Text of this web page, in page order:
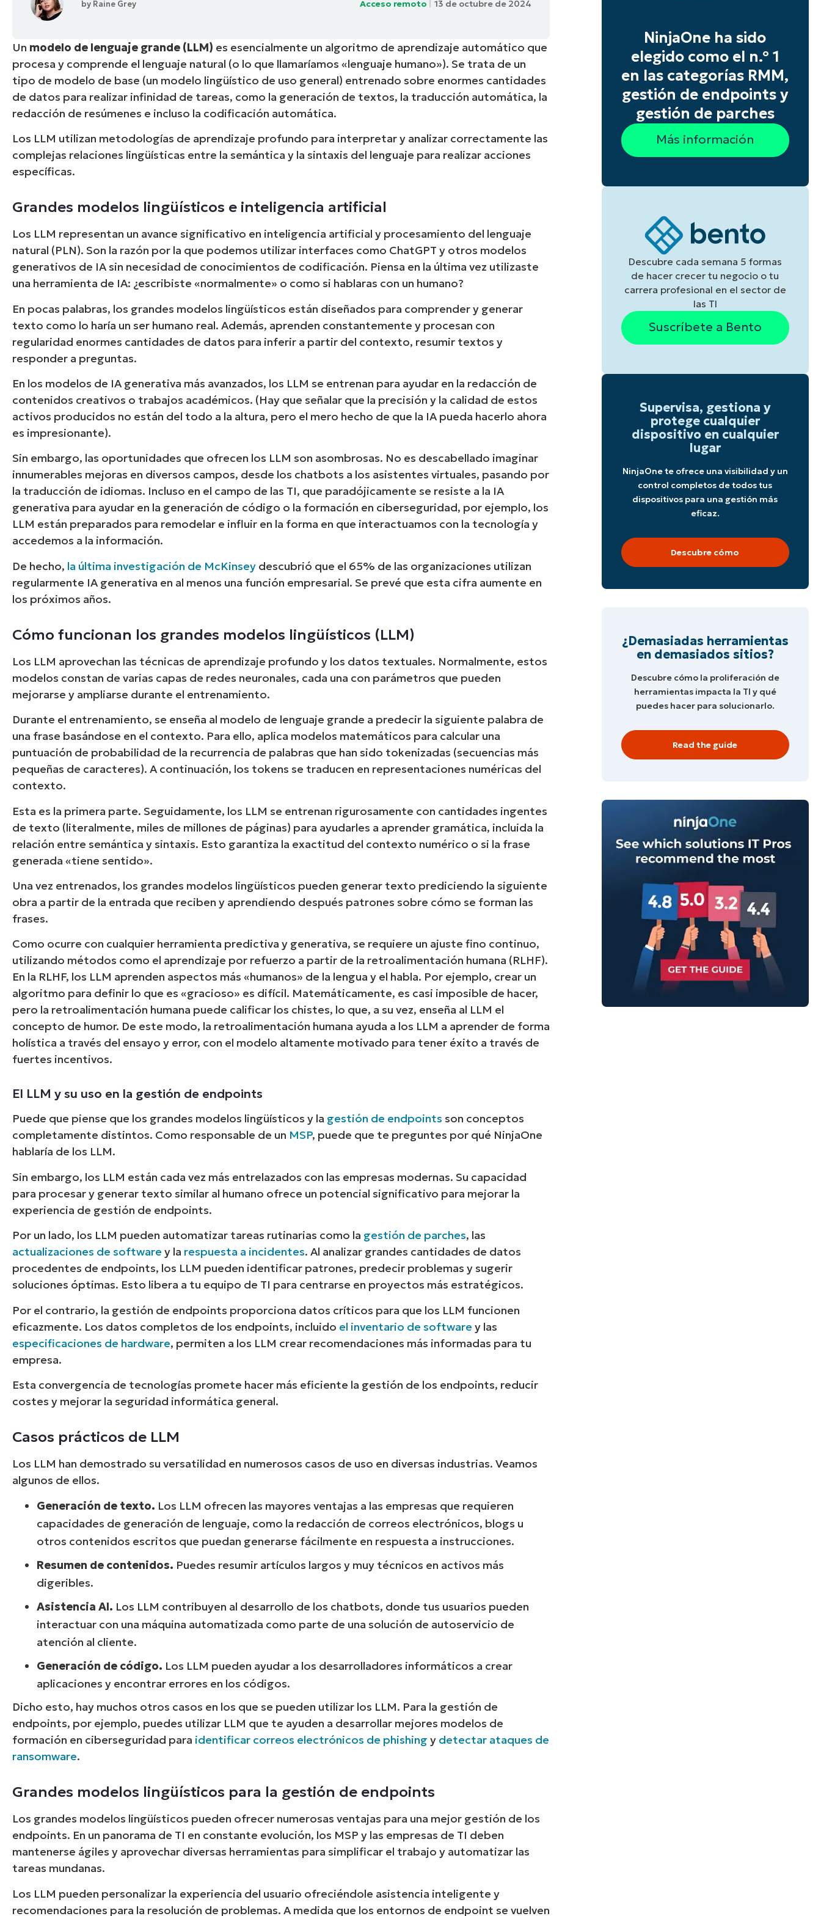
PLATAFORMA
by Raine Grey Acceso remoto 13 de octubre de 2024
Un modelo de lenguaje grande (LLM) es esencialmente un algoritmo de aprendizaje automático que
procesa y comprende el lenguaje natural (o lo que llamaríamos «lenguaje humano»). Se trata de un
tipo de modelo de base (un modelo lingüístico de uso general) entrenado sobre enormes cantidades
de datos para realizar infinidad de tareas, como la generación de textos, la traducción automática, la
redacción de resúmenes e incluso la codificación automática.
Los LLM utilizan metodologías de aprendizaje profundo para interpretar y analizar correctamente las
complejas relaciones lingüísticas entre la semántica y la sintaxis del lenguaje para realizar acciones
específicas.
Grandes modelos lingüísticos e inteligencia artificial
Los LLM representan un avance significativo en inteligencia artificial y procesamiento del lenguaje
natural (PLN). Son la razón por la que podemos utilizar interfaces como ChatGPT y otros modelos
generativos de IA sin necesidad de conocimientos de codificación. Piensa en la última vez utilizaste
una herramienta de IA: ¿escribiste «normalmente» o como si hablaras con un humano?
En pocas palabras, los grandes modelos lingüísticos están diseñados para comprender y generar
texto como lo haría un ser humano real. Además, aprenden constantemente y procesan con
regularidad enormes cantidades de datos para inferir a partir del contexto, resumir textos y
responder a preguntas.
En los modelos de IA generativa más avanzados, los LLM se entrenan para ayudar en la redacción de
contenidos creativos o trabajos académicos. (Hay que señalar que la precisión y la calidad de estos
activos producidos no están del todo a la altura, pero el mero hecho de que la IA pueda hacerlo ahora
es impresionante).
Sin embargo, las oportunidades que ofrecen los LLM son asombrosas. No es descabellado imaginar
innumerables mejoras en diversos campos, desde los chatbots a los asistentes virtuales, pasando por
la traducción de idiomas. Incluso en el campo de las TI, que paradójicamente se resiste a la IA
generativa para ayudar en la generación de código o la formación en ciberseguridad, por ejemplo, los
LLM están preparados para remodelar e influir en la forma en que interactuamos con la tecnología y
accedemos a la información.
De hecho, la última investigación de McKinsey descubrió que el 65% de las organizaciones utilizan
regularmente IA generativa en al menos una función empresarial. Se prevé que esta cifra aumente en
los próximos años.
Cómo funcionan los grandes modelos lingüísticos (LLM)
Los LLM aprovechan las técnicas de aprendizaje profundo y los datos textuales. Normalmente, estos
modelos constan de varias capas de redes neuronales, cada una con parámetros que pueden
mejorarse y ampliarse durante el entrenamiento.
Durante el entrenamiento, se enseña al modelo de lenguaje grande a predecir la siguiente palabra de
una frase basándose en el contexto. Para ello, aplica modelos matemáticos para calcular una
puntuación de probabilidad de la recurrencia de palabras que han sido tokenizadas (secuencias más
pequeñas de caracteres). A continuación, los tokens se traducen en representaciones numéricas del
contexto.
Esta es la primera parte. Seguidamente, los LLM se entrenan rigurosamente con cantidades ingentes
de texto (literalmente, miles de millones de páginas) para ayudarles a aprender gramática, incluida la
relación entre semántica y sintaxis. Esto garantiza la exactitud del contexto numérico o si la frase
generada «tiene sentido».
Una vez entrenados, los grandes modelos lingüísticos pueden generar texto prediciendo la siguiente
obra a partir de la entrada que reciben y aprendiendo después patrones sobre cómo se forman las
frases.
Como ocurre con cualquier herramienta predictiva y generativa, se requiere un ajuste fino continuo,
utilizando métodos como el aprendizaje por refuerzo a partir de la retroalimentación humana (RLHF).
En la RLHF, los LLM aprenden aspectos más «humanos» de la lengua y el habla. Por ejemplo, crear un
algoritmo para definir lo que es «gracioso» es difícil. Matemáticamente, es casi imposible de hacer,
pero la retroalimentación humana puede calificar los chistes, lo que, a su vez, enseña al LLM el
concepto de humor. De este modo, la retroalimentación humana ayuda a los LLM a aprender de forma
holística a través del ensayo y error, con el modelo altamente motivado para tener éxito a través de
fuertes incentivos.
El LLM y su uso en la gestión de endpoints
Puede que piense que los grandes modelos lingüísticos y la gestión de endpoints son conceptos
completamente distintos. Como responsable de un MSP, puede que te preguntes por qué NinjaOne
hablaría de los LLM.
Sin embargo, los LLM están cada vez más entrelazados con las empresas modernas. Su capacidad
para procesar y generar texto similar al humano ofrece un potencial significativo para mejorar la
experiencia de gestión de endpoints.
Por un lado, los LLM pueden automatizar tareas rutinarias como la gestión de parches, las
actualizaciones de software y la respuesta a incidentes. Al analizar grandes cantidades de datos
procedentes de endpoints, los LLM pueden identificar patrones, predecir problemas y sugerir
soluciones óptimas. Esto libera a tu equipo de TI para centrarse en proyectos más estratégicos.
Por el contrario, la gestión de endpoints proporciona datos críticos para que los LLM funcionen
eficazmente. Los datos completos de los endpoints, incluido el inventario de software y las
especificaciones de hardware, permiten a los LLM crear recomendaciones más informadas para tu
empresa.
Esta convergencia de tecnologías promete hacer más eficiente la gestión de los endpoints, reducir
costes y mejorar la seguridad informática general.
Casos prácticos de LLM
Los LLM han demostrado su versatilidad en numerosos casos de uso en diversas industrias. Veamos
algunos de ellos.
Generación de texto. Los LLM ofrecen las mayores ventajas a las empresas que requieren
capacidades de generación de lenguaje, como la redacción de correos electrónicos, blogs u
otros contenidos escritos que puedan generarse fácilmente en respuesta a instrucciones.
Resumen de contenidos. Puedes resumir artículos largos y muy técnicos en activos más
digeribles.
Asistencia AI. Los LLM contribuyen al desarrollo de los chatbots, donde tus usuarios pueden
interactuar con una máquina automatizada como parte de una solución de autoservicio de
atención al cliente.
Generación de código. Los LLM pueden ayudar a los desarrolladores informáticos a crear
aplicaciones y encontrar errores en los códigos.
Dicho esto, hay muchos otros casos en los que se pueden utilizar los LLM. Para la gestión de
endpoints, por ejemplo, puedes utilizar LLM que te ayuden a desarrollar mejores modelos de
formación en ciberseguridad para identificar correos electrónicos de phishing y detectar ataques de
ransomware.
Grandes modelos lingüísticos para la gestión de endpoints
Los grandes modelos lingüísticos pueden ofrecer numerosas ventajas para una mejor gestión de los
endpoints. En un panorama de TI en constante evolución, los MSP y las empresas de TI deben
mantenerse ágiles y aprovechar diversas herramientas para simplificar el trabajo y automatizar las
tareas mundanas.
Los LLM pueden personalizar la experiencia del usuario ofreciéndole asistencia inteligente y
recomendaciones para la resolución de problemas. A medida que los entornos de endpoint se vuelven
NinjaOne ha sido
elegido como el n.º 1
en las categorías RMM,
gestión de endpoints y
gestión de parches
Más información
Descubre cada semana 5 formas
de hacer crecer tu negocio o tu
carrera profesional en el sector de
las TI
Suscríbete a Bento
Supervisa, gestiona y
protege cualquier
dispositivo en cualquier
lugar
NinjaOne te ofrece una visibilidad y un
control completos de todos tus
dispositivos para una gestión más
eficaz.
Descubre cómo
¿Demasiadas herramientas
en demasiados sitios?
Descubre cómo la proliferación de
herramientas impacta la TI y qué
puedes hacer para solucionarlo.
Read the guide
Start your 14-day trial
No credit card required, full access to all features
First
and
last
name*
Business
email*
País